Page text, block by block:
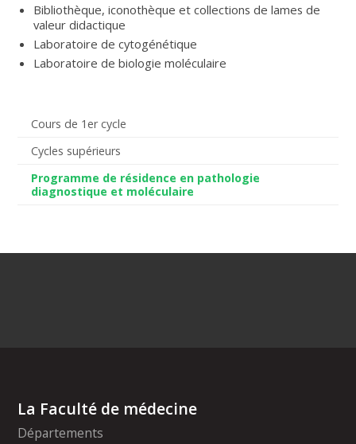
Cours de 1er cycle
Cycles supérieurs
Programme de résidence en pathologie
diagnostique et moléculaire
Bibliothèque, iconothèque et collections de lames de
valeur didactique
Laboratoire de cytogénétique
Laboratoire de biologie moléculaire
La Faculté de médecine
Départements